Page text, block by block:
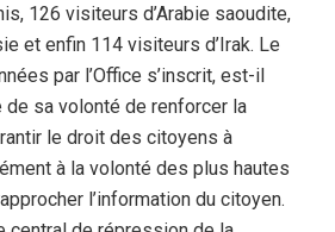
126 visiteurs d’Arabie saoudite,
et enfin 114 visiteurs d’Irak. Le
par l’Office s’inscrit, est-il
de sa volonté de renforcer la
le droit des citoyens à
à la volonté des plus hautes
l’information du citoyen.